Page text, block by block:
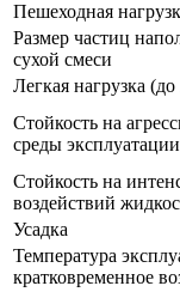
Пешеходная
Размер частиц
сухой смеси
Легкая нагрузка
Стойкость на
среды эксплуатации
Стойкость на
воздействий
Усадка
Температура
кратковременное